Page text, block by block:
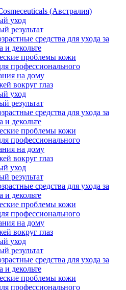
(Австралия)
уход
результат
средства для ухода за
и декольте
проблемы кожи
профессионального
на дому
вокруг глаз
уход
результат
средства для ухода за
и декольте
проблемы кожи
профессионального
на дому
вокруг глаз
уход
результат
средства для ухода за
и декольте
проблемы кожи
профессионального
на дому
вокруг глаз
уход
результат
средства для ухода за
и декольте
проблемы кожи
профессионального